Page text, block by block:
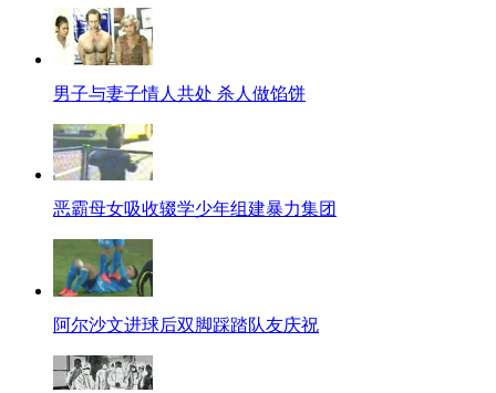
男子与妻子情人共处 杀人做馅饼
恶霸母女吸收辍学少年组建暴力集团
阿尔沙文进球后双脚踩踏队友庆祝